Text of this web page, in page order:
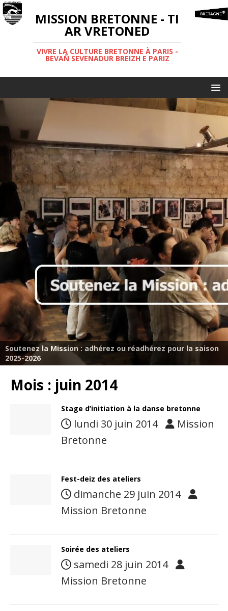
MISSION BRETONNE - TI
AR VRETONED
VIVRE LA CULTURE BRETONNE À PARIS -
BEVAÑ SEVENADUR BREIZH E PARIZ
Soutenez la Mission : adhérez ou réadhérez pour la saison
2025-2026
Mois : juin 2014
Stage d’initiation à la danse bretonne
lundi 30 juin 2014
Mission
Bretonne
Fest-deiz des ateliers
dimanche 29 juin 2014
Mission Bretonne
Soirée des ateliers
samedi 28 juin 2014
Mission Bretonne